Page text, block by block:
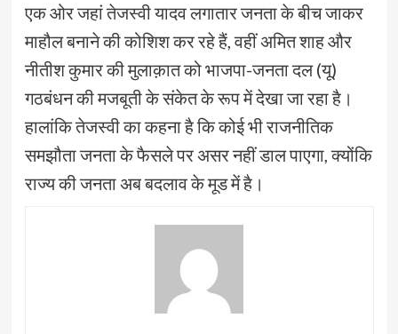
एक ओर जहां तेजस्वी यादव लगातार जनता के बीच जाकर
माहौल बनाने की कोशिश कर रहे हैं, वहीं अमित शाह और
नीतीश कुमार की मुलाक़ात को भाजपा-जनता दल (यू)
गठबंधन की मजबूती के संकेत के रूप में देखा जा रहा है।
हालांकि तेजस्वी का कहना है कि कोई भी राजनीतिक
समझौता जनता के फैसले पर असर नहीं डाल पाएगा, क्योंकि
राज्य की जनता अब बदलाव के मूड में है।